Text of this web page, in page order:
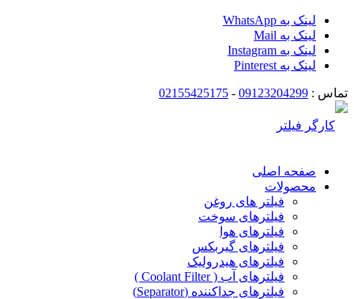
لینک به WhatsApp
لینک به Mail
لینک به Instagram
لینک به Pinterest
تماس : 09123204299
-
02155425175
صفحه اصلی
محصولات
فیلتر های روغن
فیلترهای سوخت
فیلترهای هوا
فیلترهای گیربکس
فیلترهای هیدرولیک
فیلترهای آب ( Coolant Filter )
فیلترهای جداکننده (Separator)